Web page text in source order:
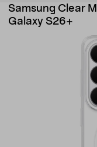
Samsung Clear
Galaxy S26+